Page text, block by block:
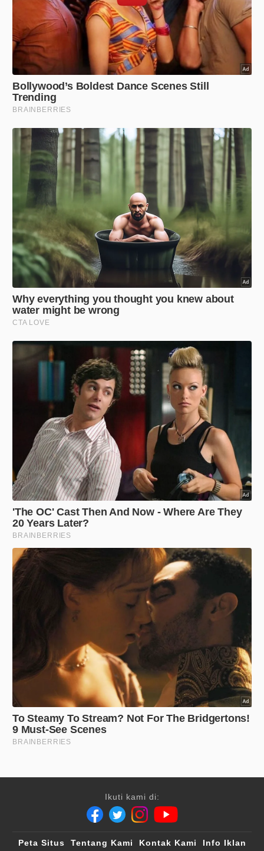
Ikuti kami di:
Peta Situs Tentang Kami Kontak Kami Info Iklan